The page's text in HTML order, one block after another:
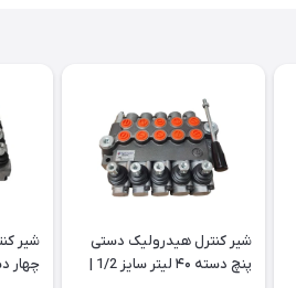
شیر کنترل هیدرولیک دستی
پنچ دسته ۴۰ لیتر سایز 1/2 |
شیر